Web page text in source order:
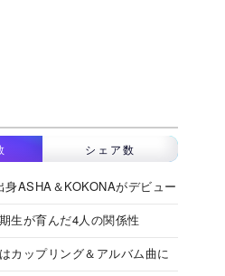
シェア数
身ASHA＆KOKONAがデビュー
生が育んだ4人の関係性
カップリング＆アルバム曲に